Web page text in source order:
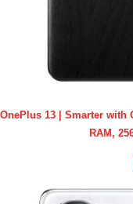
OnePlus 13 | Smarter with
RAM,